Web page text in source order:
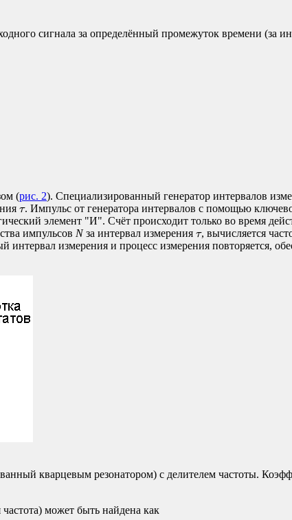
сигнала за определённый промежуток времени (за
(рис. 2). Специализированный генератор интервалов
τ
τ. Импульс от генератора интервалов с помощью
элемент "И". Счёт происходит только во время
импульсов Nза интервал измерения τ
τ, вычисляется
измерения и процесс измерения повторяется,
кварцевым резонатором) с делителем частоты.
может быть найдена как